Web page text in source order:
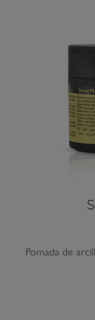
Pomada de